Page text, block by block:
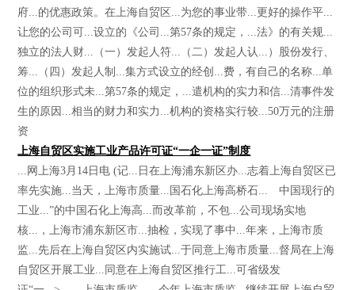
府...的优惠政策。在上海自贸区...为您的事业带...更好的操作平...
让您的公司可...设立的《公司...第57条的规定，...法》的有关规...
独立的法人财...（一）发起人符...（二）发起人认...）股份发行、
筹...（四）发起人制...集方式设立的经创...费，有自己的名称...单
位的组织形式未...第57条的规定，...遣机构的实力和信...清事件发
生的原因...相当的财力和实力...机构的资格实行较...50万元的注册
资
上海自贸区实施工业产品许可证“一企一证”制度
...网上海3月14日电 (记...日在上海浦东新区办...志着上海自贸区已
率先实施...当天，上海市质量...国石化上海高桥石... 中国现行的
工业...”的中国石化上海高...而改革前，不包...公司现场实地
核...，上海市浦东新区市...抽检，实现了事中...年来，上海市质
监...先后在上海自贸区内实施试...于同意上海市质量...督局在上海
自贸区开展工业...同意在上海自贸区推行工...可省级发